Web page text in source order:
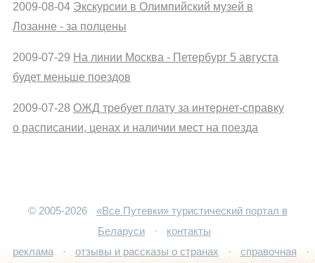
2009-08-04 Экскурсии в Олимпийский музей в
Лозанне - за полцены
2009-07-29 На линии Москва - Петербург 5 августа
будет меньше поездов
2009-07-28 ОЖД требует плату за интернет-справку
о расписании, ценах и наличии мест на поезда
© 2005-2026
«Все Путевки» туристический портал в
Беларуси
·
контакты
реклама
· отзывы и рассказы о странах · справочная ·